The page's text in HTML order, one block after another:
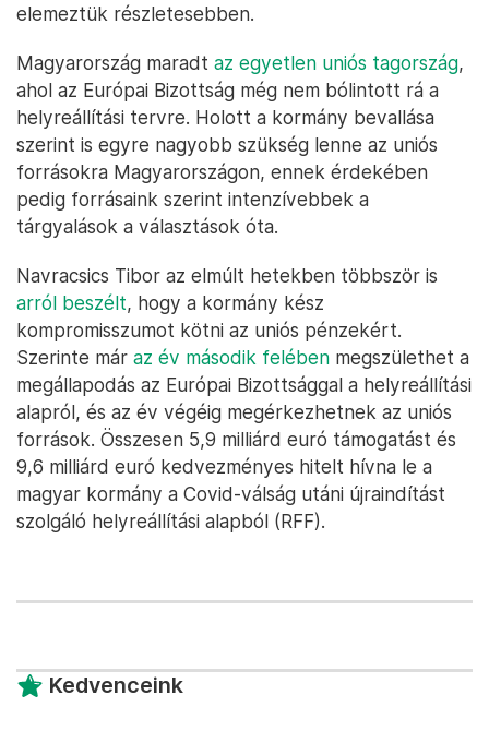
elemeztük részletesebben.
Magyarország maradt az egyetlen uniós tagország,
ahol az Európai Bizottság még nem bólintott rá a
helyreállítási tervre. Holott a kormány bevallása
szerint is egyre nagyobb szükség lenne az uniós
forrásokra Magyarországon, ennek érdekében
pedig forrásaink szerint intenzívebbek a
tárgyalások a választások óta.
Navracsics Tibor az elmúlt hetekben többször is
arról beszélt, hogy a kormány kész
kompromisszumot kötni az uniós pénzekért.
Szerinte már az év második felében megszülethet a
megállapodás az Európai Bizottsággal a helyreállítási
alapról, és az év végéig megérkezhetnek az uniós
források. Összesen 5,9 milliárd euró támogatást és
9,6 milliárd euró kedvezményes hitelt hívna le a
magyar kormány a Covid-válság utáni újraindítást
szolgáló helyreállítási alapból (RFF).
Kedvenceink